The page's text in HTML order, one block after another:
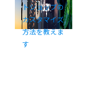
トショップの
カスタマイズ
方法を教えま
す